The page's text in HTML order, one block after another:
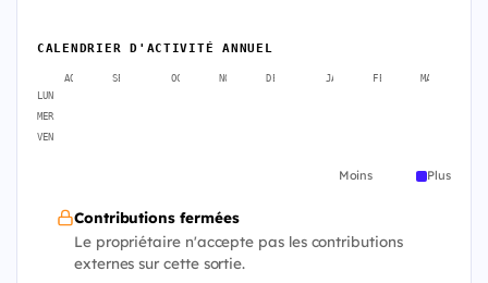
CALENDRIER D'ACTIVITÉ ANNUEL
AOÛT SEPT. OCT. NOV. DÉC. JANV. FÉVR. MARS
LUN
MER
VEN
Moins Plus
Contributions fermées
Le propriétaire n'accepte pas les contributions
externes sur cette sortie.